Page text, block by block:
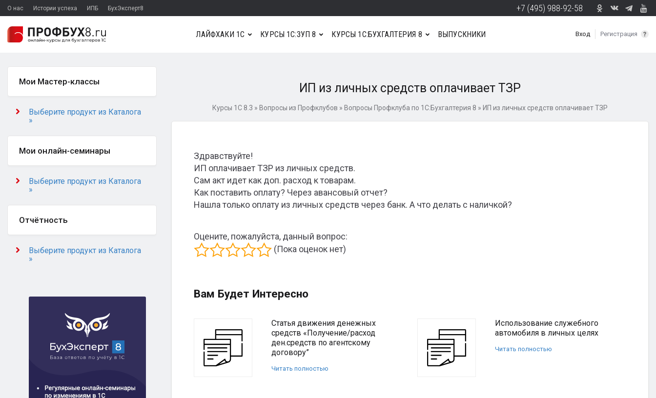
О нас Истории успеха ИПБ БухЭксперт8 +7 (495) 988-92-58
Вход Регистрация
ЛАЙФХАКИ 1С КУРСЫ 1С:ЗУП 8 КУРСЫ 1С:БУХГАЛТЕРИЯ 8 ВЫПУСКНИКИ
ИП из личных средств оплачивает ТЗР
Курсы 1С 8.3 » Вопросы из Профклубов » Вопросы Профклуба по 1С:Бухгалтерия 8 » ИП из личных средств оплачивает ТЗР
Здравствуйте!
ИП оплачивает ТЗР из личных средств.
Сам акт идет как доп. расход к товарам.
Как поставить оплату? Через авансовый отчет?
Нашла только оплату из личных средств через банк. А что делать с наличкой?
Оцените, пожалуйста, данный вопрос:
(Пока оценок нет)
Вам Будет Интересно
Статья движения денежных
средств «Получение/расход
ден.средств по агентскому
договору”
Читать полностью
Использование служебного
автомобиля в личных целях
Читать полностью
Мои Мастер-классы
Выберите продукт из Каталога
»
Мои онлайн-семинары
Выберите продукт из Каталога
»
Отчётность
Выберите продукт из Каталога
»